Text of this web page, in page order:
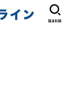
SEARCH